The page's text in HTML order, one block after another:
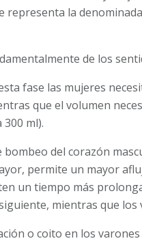
representa la
de los
fase las mujeres
que el volumen
ml).
bombeo del corazón
permite un mayor
un tiempo más
mientras que
o coito en los